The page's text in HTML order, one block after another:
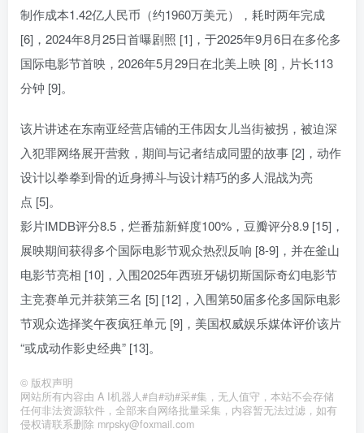
制作成本1.42亿人民币（约1960万美元），耗时两年完成
[6]，2024年8月25日首曝剧照 [1]，于2025年9月6日在多伦多
国际电影节首映，2026年5月29日在北美上映 [8]，片长113
分钟 [9]。
该片讲述在东南亚经营店铺的王伟因女儿当街被拐，被迫深
入犯罪网络展开营救，期间与记者结成同盟的故事 [2]，动作
设计以拳拳到骨的近身搏斗与设计精巧的多人混战为亮
点 [5]。
影片IMDB评分8.5，烂番茄新鲜度100%，豆瓣评分8.9 [15]，
展映期间获得多个国际电影节观众热烈反响 [8-9]，并在釜山
电影节亮相 [10]，入围2025年西班牙锡切斯国际奇幻电影节
主竞赛单元并获第三名 [5] [12]，入围第50届多伦多国际电影
节观众选择奖午夜疯狂单元 [9]，美国权威娱乐媒体评价该片
“或成动作影史经典” [13]。
© 版权声明
网站所有内容由 A I机器人#自#动#采#集，无人值守，本站不会存储
任何非法资源软件，全部来自网络批量采集，内容暂无法过滤，如有
侵权请联系删除 mrpsky@foxmail.com